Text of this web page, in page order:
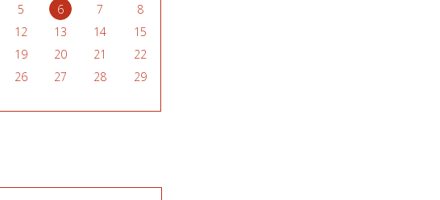
5 6 7
8
12 13 14
15
19 20 21
22
26 27 28
29